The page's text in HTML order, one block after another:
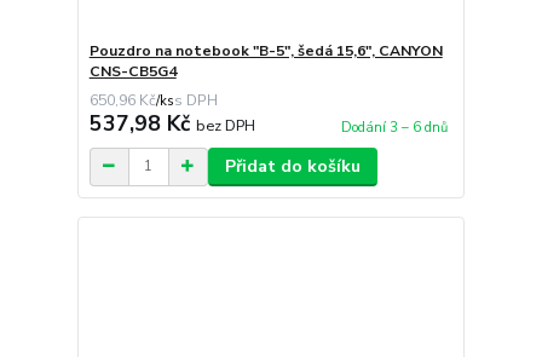
Pouzdro na notebook "B-5", šedá 15,6", CANYON
CNS-CB5G4
650,96 Kč/ks
537,98 Kč bez DPH Dodání 3 – 6 dnů
Přidat do košíku